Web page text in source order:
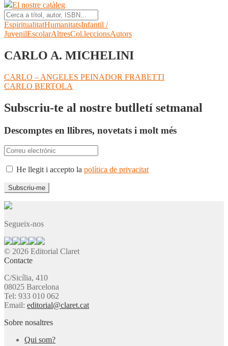
El nostre catàleg
EspiritualitatHumanitatsInfantil /
JuvenilEscolarAltresCol.leccionsAutors
CARLO A. MICHELINI
Navegació
d'entrades
Entrada
anterior:
CARLO – ANGELES PEINADOR FRABETTI
Pròxima
CARLO BERTOLA
Subscriu-te al nostre butlletí setmanal
Descomptes en llibres, novetats i molt més
He llegit i accepto la política de privacitat
Segueix-nos
© 2026 Editorial Claret
Contacte
C/Sicília, 410
08025 Barcelona
Tel: 933 010 062
Email: editorial@claret.cat
Sobre nosaltres
Qui som?